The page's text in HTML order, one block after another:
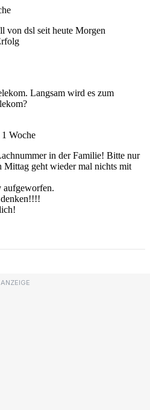
ANZEIGE